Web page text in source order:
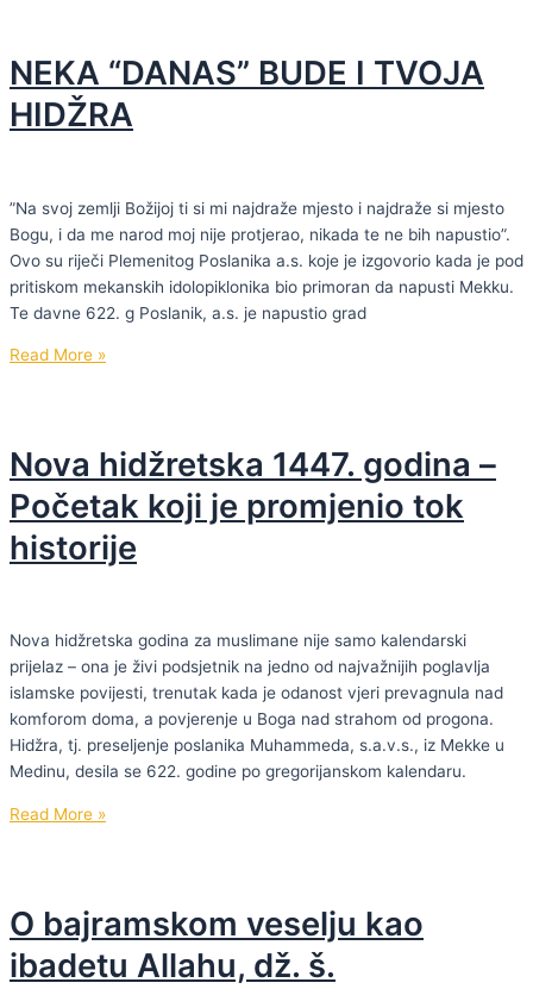
ali
mi
u
ramazanu
trebamo
biti
bolji
NEKA “DANAS” BUDE I TVOJA
HIDŽRA
”Na svoj zemlji Božijoj ti si mi najdraže mjesto i najdraže si mjesto
Bogu, i da me narod moj nije protjerao, nikada te ne bih napustio”.
Ovo su riječi Plemenitog Poslanika a.s. koje je izgovorio kada je pod
pritiskom mekanskih idolopiklonika bio primoran da napusti Mekku.
Te davne 622. g Poslanik, a.s. je napustio grad
NEKA
TVOJA
HIDŽRA
Read More »
Nova hidžretska 1447. godina –
Početak koji je promjenio tok
historije
Nova hidžretska godina za muslimane nije samo kalendarski
prijelaz – ona je živi podsjetnik na jedno od najvažnijih poglavlja
islamske povijesti, trenutak kada je odanost vjeri prevagnula nad
komforom doma, a povjerenje u Boga nad strahom od progona.
Hidžra, tj. preseljenje poslanika Muhammeda, s.a.v.s., iz Mekke u
Medinu, desila se 622. godine po gregorijanskom kalendaru.
Nova
–
Početak
koji
Read More »
O bajramskom veselju kao
ibadetu Allahu, dž. š.